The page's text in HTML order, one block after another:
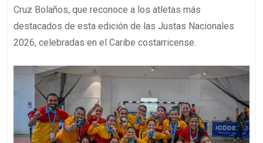
Cruz Bolaños, que reconoce a los atletas más
destacados de esta edición de las Justas Nacionales
2026, celebradas en el Caribe costarricense.